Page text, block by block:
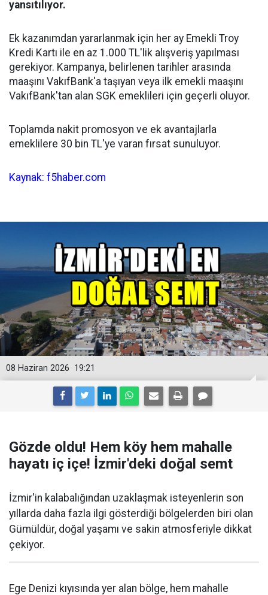
yansıtılıyor.
Ek kazanımdan yararlanmak için her ay Emekli Troy
Kredi Kartı ile en az 1.000 TL'lik alışveriş yapılması
gerekiyor. Kampanya, belirlenen tarihler arasında
maaşını VakıfBank'a taşıyan veya ilk emekli maaşını
VakıfBank'tan alan SGK emeklileri için geçerli oluyor.
Toplamda nakit promosyon ve ek avantajlarla
emeklilere 30 bin TL'ye varan fırsat sunuluyor.
Kaynak: f5haber.com
19:21
08 Haziran 2026
Gözde oldu! Hem köy hem mahalle
hayatı iç içe! İzmir'deki doğal semt
İzmir'in kalabalığından uzaklaşmak isteyenlerin son
yıllarda daha fazla ilgi gösterdiği bölgelerden biri olan
Gümüldür, doğal yaşamı ve sakin atmosferiyle dikkat
çekiyor.
Ege Denizi kıyısında yer alan bölge, hem mahalle